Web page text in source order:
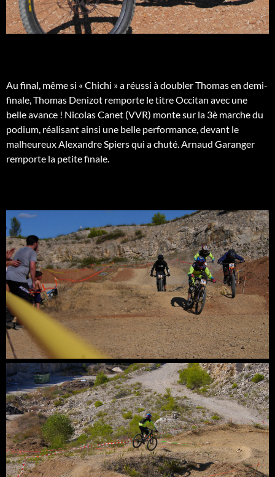
Au final, même si « Chichi » a réussi à doubler Thomas en demi-
finale, Thomas Denizot remporte le titre Occitan avec une
belle avance ! Nicolas Canet (VVR) monte sur la 3è marche du
podium, réalisant ainsi une belle performance, devant le
malheureux Alexandre Spiers qui a chuté. Arnaud Garanger
remporte la petite finale.